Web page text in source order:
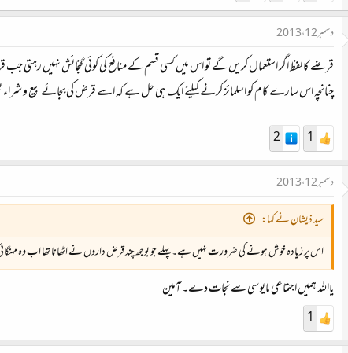
دسمبر 12، 2013
قرضے کا لفظ اگر استعمال کریں گے تو اس میں کسی قسم کے منافع کی کوئی گنجائش نہیں رہتی جب
چنانچہ اس سارے کام کو اسلمائز کرنے کیلئے ایک ہی حل ہے کہ اسے قرض کی بجائے بیع و
1
2
دسمبر 12، 2013
سید ذیشان نے کہا:
اس پر زیادہ خوش ہونے کی ضرورت نہیں ہے۔ پہلے جو بوجھ چند قرض داروں نے اٹھانا تھا اب وہ
یااللہ ہمیں اجتماعی مایوسی سے نجات دے۔ آمین
1